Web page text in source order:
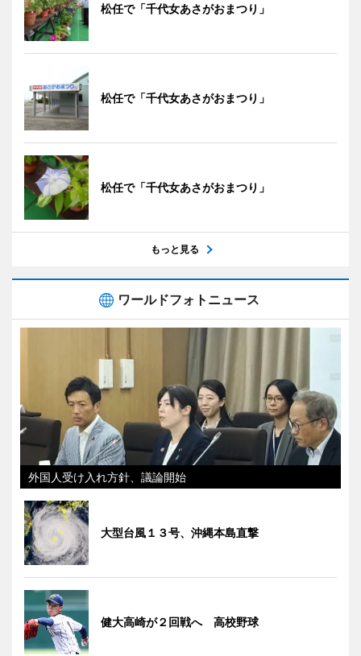
松任で「千代女あさがおまつり」
松任で「千代女あさがおまつり」
松任で「千代女あさがおまつり」
もっと見る
ワールドフォトニュース
外国人受け入れ方針、議論開始
大型台風１３号、沖縄本島直撃
健大高崎が２回戦へ 高校野球